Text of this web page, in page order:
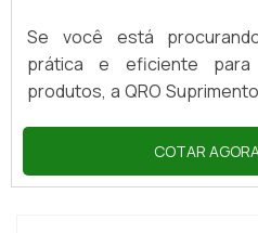
Se você está
prática e eficiente para
produtos, a QRO
personalizada para lojas.
pode garantir a
COTAR